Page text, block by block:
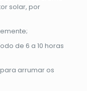
solar, por
de 6 a 10 horas
arrumar os